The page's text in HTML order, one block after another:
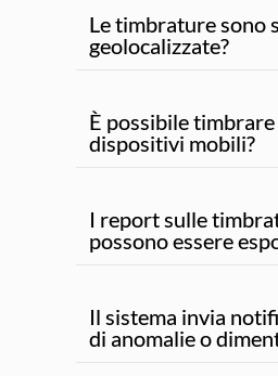
Le timbrature sono
geolocalizzate?
È possibile timbrare
dispositivi mobili?
I report sulle
possono essere
Il sistema invia
di anomalie o